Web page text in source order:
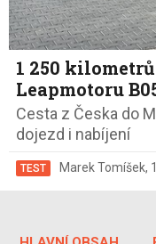
1 250
Leapmotoru
Cesta z Česka do
dojezd i nabíjení
TEST Marek Tomíšek,